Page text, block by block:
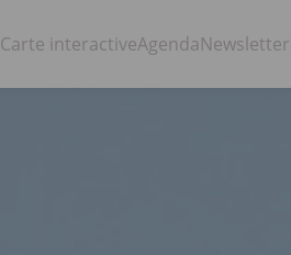
Carte interactiveAgendaNewsletter